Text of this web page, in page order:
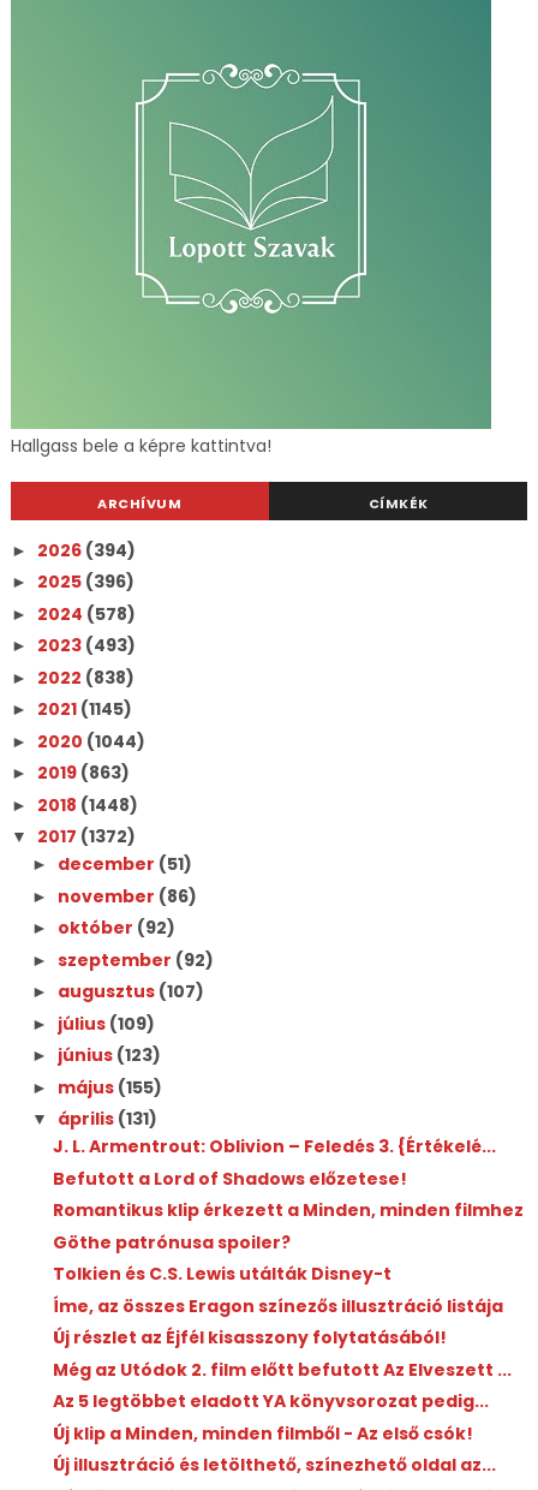
Hallgass bele a képre kattintva!
ARCHÍVUM CÍMKÉK
► 2026 (394)
► 2025 (396)
► 2024 (578)
► 2023 (493)
► 2022 (838)
► 2021 (1145)
► 2020 (1044)
► 2019 (863)
► 2018 (1448)
▼ 2017 (1372)
► december (51)
► november (86)
► október (92)
► szeptember (92)
► augusztus (107)
► július (109)
► június (123)
► május (155)
▼ április (131)
J. L. Armentrout: Oblivion ​– Feledés 3. {Értékelé...
Befutott a Lord of Shadows előzetese!
Romantikus klip érkezett a Minden, minden filmhez
Göthe patrónusa spoiler?
Tolkien és C.S. Lewis utálták Disney-t
Íme, az összes Eragon színezős illusztráció listája
Új részlet az Éjfél kisasszony folytatásából!
Még az Utódok 2. film előtt befutott Az Elveszett ...
Az 5 legtöbbet eladott YA könyvsorozat pedig...
Új klip a Minden, minden filmből - Az első csók!
Új illusztráció és letölthető, színezhető oldal az...